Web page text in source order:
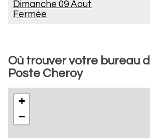
Dimanche 09 Aout
Fermée
Où trouver votre bureau
Poste Cheroy
+
−